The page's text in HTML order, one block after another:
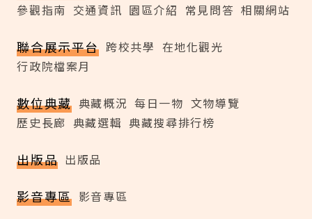
參觀指南 交通資訊 園區介紹 常見問答 相關網站
聯合展示平台 跨校共學 在地化觀光
行政院檔案月
數位典藏 典藏概況 每日一物 文物導覽
歷史長廊 典藏選輯 典藏搜尋排行榜
出版品 出版品
影音專區 影音專區